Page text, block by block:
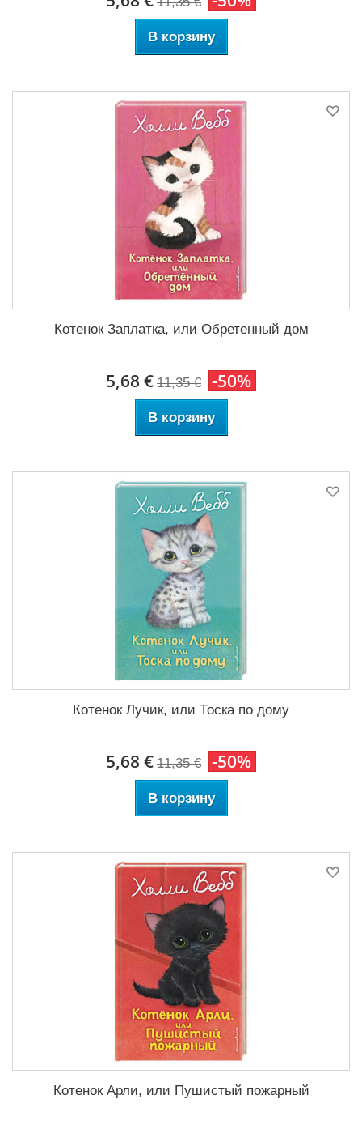
В корзину
Котенок Заплатка, или Обретенный дом
5,68 € 11,35 € -50%
В корзину
Котенок Лучик, или Тоска по дому
5,68 € 11,35 € -50%
В корзину
Котенок Арли, или Пушистый пожарный